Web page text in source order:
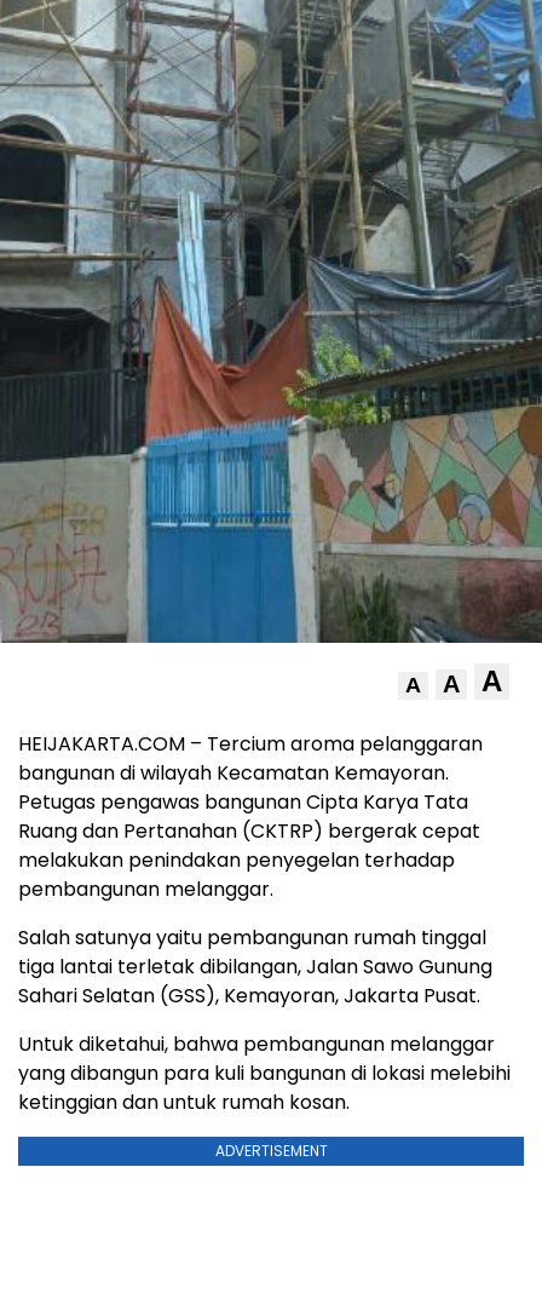
A A A
HEIJAKARTA.COM – Tercium aroma pelanggaran
bangunan di wilayah Kecamatan Kemayoran.
Petugas pengawas bangunan Cipta Karya Tata
Ruang dan Pertanahan (CKTRP) bergerak cepat
melakukan penindakan penyegelan terhadap
pembangunan melanggar.
Salah satunya yaitu pembangunan rumah tinggal
tiga lantai terletak dibilangan, Jalan Sawo Gunung
Sahari Selatan (GSS), Kemayoran, Jakarta Pusat.
Untuk diketahui, bahwa pembangunan melanggar
yang dibangun para kuli bangunan di lokasi melebihi
ketinggian dan untuk rumah kosan.
ADVERTISEMENT